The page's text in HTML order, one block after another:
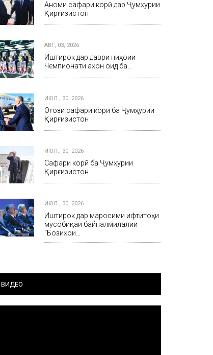
Анҷоми сафари корӣ дар Ҷумҳурии
Қирғизистон
АВГ, 03, 2026
Иштирок дар даври ниҳоии
Чемпионати ҷаҳон оид ба…
ИЮЛ., 30, 2026
Оғози сафари корӣ ба Ҷумҳурии
Қирғизистон
ИЮЛ., 30, 2026
Сафари корӣ ба Ҷумҳурии
Қирғизистон
ИЮЛ., 30, 2026
Иштирок дар маросими ифтитоҳи
мусобиқаи байналмилалии
“Бозиҳои…
ВИДЕО